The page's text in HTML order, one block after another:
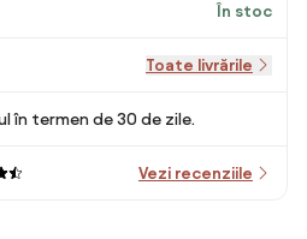
În stoc
Toate livrările
în termen de 30 de zile.
Vezi recenziile